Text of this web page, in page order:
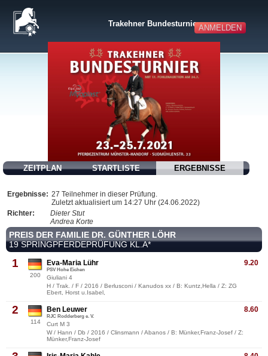
ANMELDEN
Trakehner Bundesturnier
ZEITPLAN STARTLISTE ERGEBNISSE
Ergebnisse: 27 Teilnehmer in dieser Prüfung.
Zuletzt aktualisiert um 14:27 Uhr (24.06.2022)
Richter:
Dieter Stut
Andrea Korte
PREIS DER FAMILIE DR. GÜNTHER LÖHR
19 SPRINGPFERDEPRÜFUNG KL.A*
1
200
9.20
Eva-Maria Lühr
PSV Hohe Eichen
Giuliani 4
H / Trak. / F / 2016 / Berlusconi / Kanudos xx / B: Kuntz,Hella / Z: ZG
Ebert, Horst u.Isabel,
2
114
8.60
Ben Leuwer
RJC Rodderberg e. V.
Curt M 3
W / Hann / Db / 2016 / Clinsmann / Abanos / B: Münker,Franz-Josef / Z:
Münker,Franz-Josef